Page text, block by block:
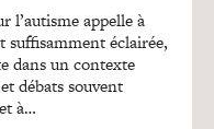
l’autisme appelle à
suffisamment éclairée,
dans un contexte
débats souvent
à…